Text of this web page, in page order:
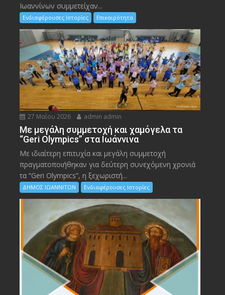
Ιωαννίνων συμμετείχαν...
Ενδιαφέρουσες Ιστορίες Επικαιρότητα
27 Μαΐου 2026 admin admin
Με μεγάλη συμμετοχή και χαμόγελα τα
“Geri Olympics” στα Ιωάννινα
Με ιδιαίτερη επιτυχία και μεγάλη συμμετοχή
πραγματοποιήθηκαν για δεύτερη συνεχόμενη χρονιά
τα “Geri Olympics”, η ξεχωριστή...
ΔΗΜΟΣ ΙΩΑΝΝΙΤΩΝ Ενδιαφέρουσες Ιστορίες